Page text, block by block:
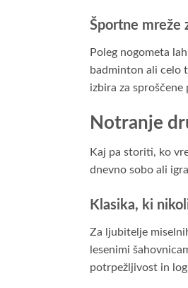
Športne mreže
Poleg nogometa
badminton ali celo
izbira za
Notranje
Kaj pa storiti, ko
dnevno sobo ali
Klasika, ki
Za ljubitelje
lesenimi
potrpežljivost in